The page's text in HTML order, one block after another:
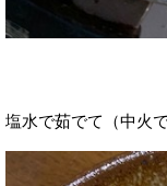
塩水で茹でて（中火